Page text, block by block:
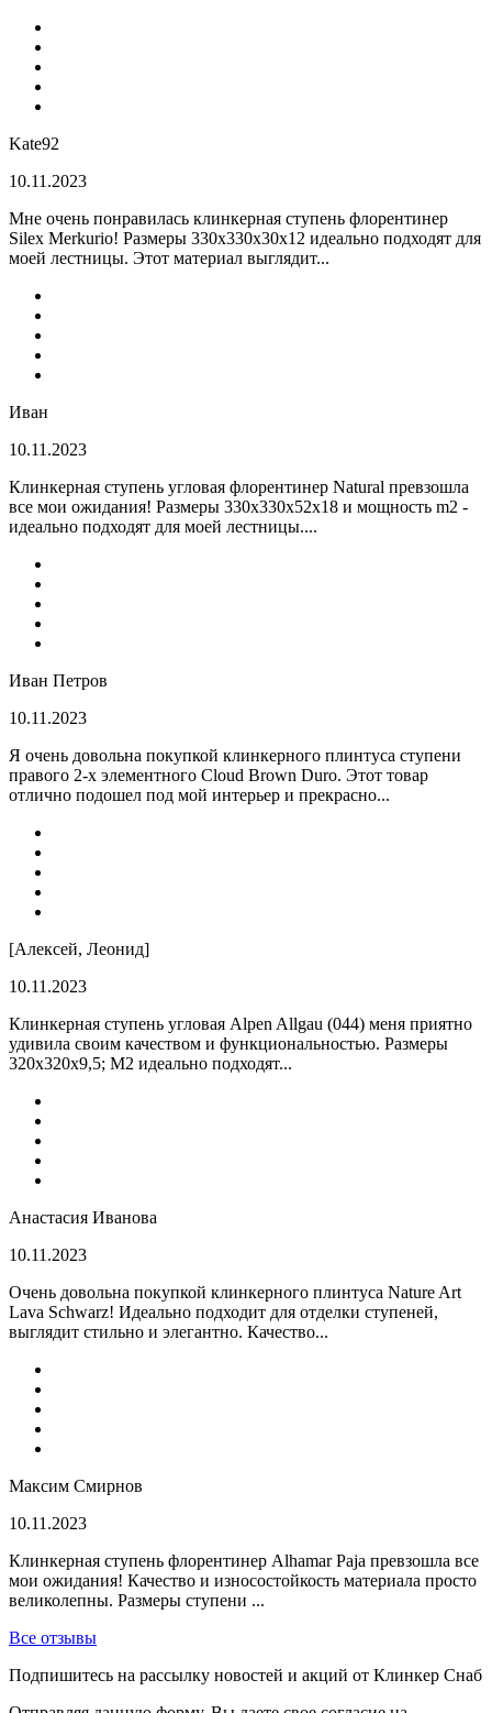
Kate92
10.11.2023
Мне очень понравилась клинкерная ступень флорентинер
Silex Merkurio! Размеры 330х330х30х12 идеально подходят для
моей лестницы. Этот материал выглядит...
Иван
10.11.2023
Клинкерная ступень угловая флорентинер Natural превзошла
все мои ожидания! Размеры 330х330х52х18 и мощность m2 -
идеально подходят для моей лестницы....
Иван Петров
10.11.2023
Я очень довольна покупкой клинкерного плинтуса ступени
правого 2-х элементного Cloud Brown Duro. Этот товар
отлично подошел под мой интерьер и прекрасно...
[Алексей, Леонид]
10.11.2023
Клинкерная ступень угловая Alpen Allgau (044) меня приятно
удивила своим качеством и функциональностью. Размеры
320x320x9,5; M2 идеально подходят...
Анастасия Иванова
10.11.2023
Очень довольна покупкой клинкерного плинтуса Nature Art
Lava Schwarz! Идеально подходит для отделки ступеней,
выглядит стильно и элегантно. Качество...
Максим Смирнов
10.11.2023
Клинкерная ступень флорентинер Alhamar Paja превзошла все
мои ожидания! Качество и износостойкость материала просто
великолепны. Размеры ступени ...
Все отзывы
Подпишитесь на рассылку новостей и акций от Клинкер Снаб